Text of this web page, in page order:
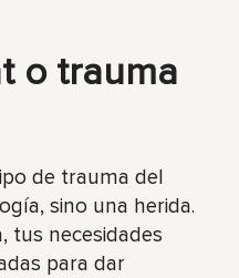
o trauma
de trauma del
sino una herida.
tus necesidades
para dar